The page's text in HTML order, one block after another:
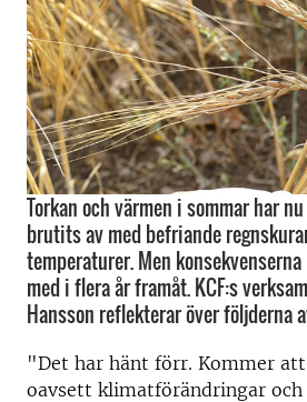
Torkan och värmen i sommar har
brutits av med befriande
temperaturer. Men
med i flera år framåt. KCF:s
Hansson reflekterar över följderna
"Det har hänt förr. Kommer att
oavsett klimatförändringar och